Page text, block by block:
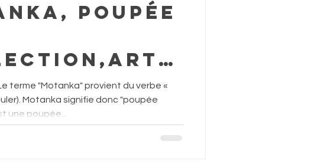
poupée
porte-
terme "Motanka" provient du verbe «
Motanka signifie donc "poupée
une poupée...